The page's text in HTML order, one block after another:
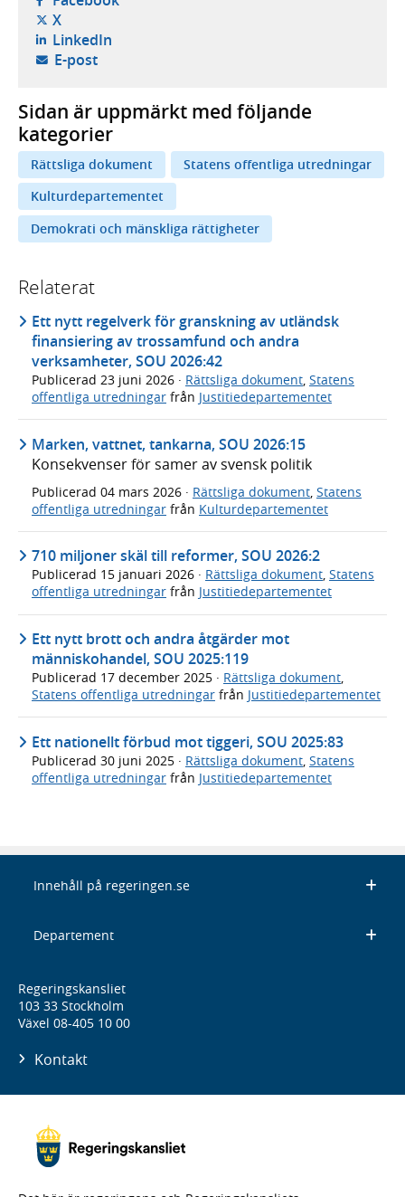
X- öppnas i ny flik, extern webbplats,
LinkedIn- öppnas i ny flik, extern webbplats,
E-post- öppnar din e-postklient,
Sidan är uppmärkt med följande
kategorier
Rättsliga dokument
Statens offentliga utredningar
Kulturdepartementet
Demokrati och mänskliga rättigheter
Relaterat
Ett nytt regelverk för granskning av utländsk
finansiering av trossamfund och andra
verksamheter, SOU 2026:42
Publicerad 23 juni 2026 · Rättsliga dokument, Statens
offentliga utredningar från Justitiedepartementet
Marken, vattnet, tankarna, SOU 2026:15
Konsekvenser för samer av svensk politik
Publicerad 04 mars 2026 · Rättsliga dokument Statens
offentliga utredningar från Kulturdepartementet
710 miljoner skäl till reformer, SOU 2026:2
Publicerad 15 januari 2026 · Rättsliga dokument, Statens
offentliga utredningar från Justitiedepartementet
Ett nytt brott och andra åtgärder mot
människohandel, SOU 2025:119
Publicerad 17 december 2025 · Rättsliga dokument,
Statens offentliga utredningar från Justitiedepartementet
Ett nationellt förbud mot tiggeri, SOU 2025:83
Publicerad 30 juni 2025 · Rättsliga dokument Statens
offentliga utredningar från Justitiedepartementet
Innehåll på regeringen.se
Departement
Regeringskansliet
103 33 Stockholm
Växel 08-405 10 00
Kontakt